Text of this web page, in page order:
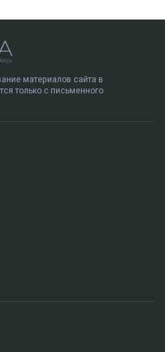
материалов сайта в
только с письменного